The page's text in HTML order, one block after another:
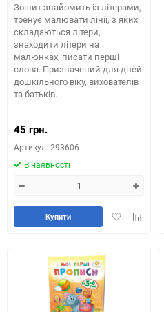
Зошит знайомить із літерами,
тренує малювати лінії, з яких
складаються літери,
знаходити літери на
малюнках, писати перші
слова. Призначений для дітей
дошкільного віку, вихователів
та батьків.
45 грн.
Артикул: 293606
В наявності
ДодатиДодайте
Купити